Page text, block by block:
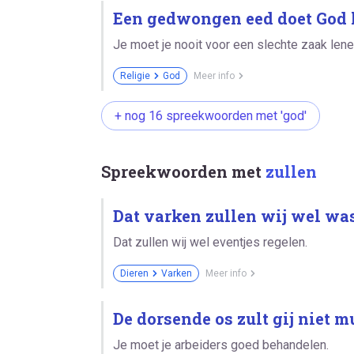
Een gedwongen eed doet God
Je moet je nooit voor een slechte zaak
Religie God Meer info
+ nog 16 spreekwoorden met 'god'
Spreekwoorden met zullen
Dat varken zullen wij wel
Dat zullen wij wel eventjes regelen.
Dieren Varken Meer info
De dorsende os zult gij niet
Je moet je arbeiders goed behandelen.